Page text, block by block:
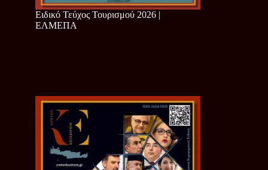
Ειδικό Τεύχος Τουρισμού 2026 |
ΕΛΜΕΠΑ